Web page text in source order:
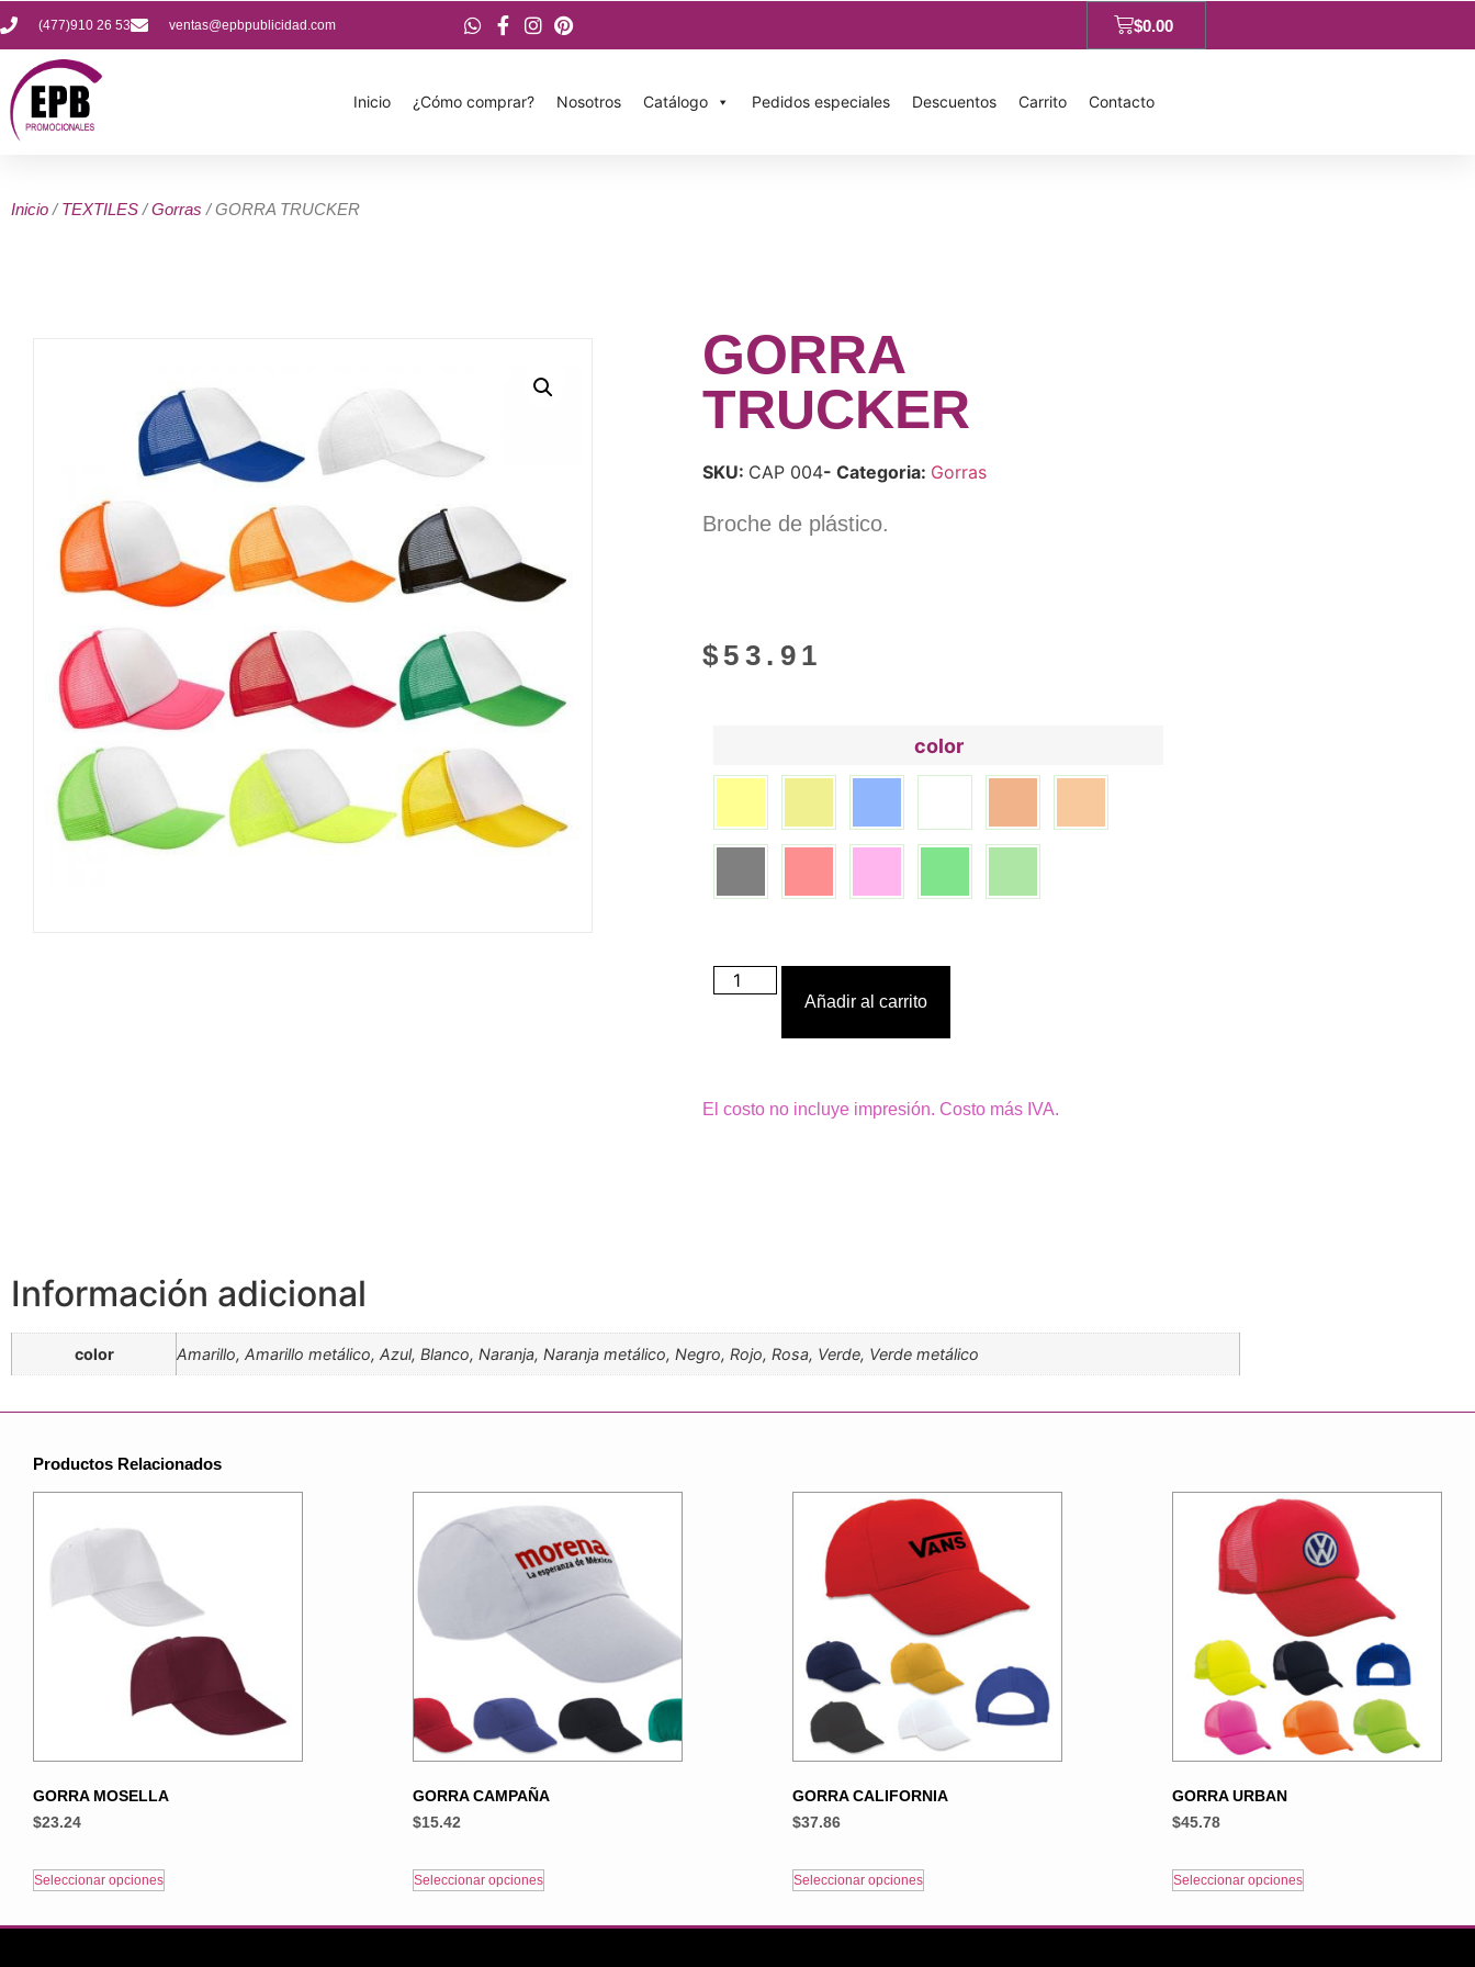
(477)910 26 53 ventas@epbpublicidad.com $0.00
Inicio ¿Cómo comprar? Nosotros Catálogo Pedidos especiales Descuentos Carrito Contacto
Inicio /TEXTILES /Gorras / GORRA TRUCKER
GORRA
TRUCKER
SKU: CAP 004- Categoria: Gorras
Broche de plástico.
$ 53.91
color
Añadir al carrito
El costo no incluye impresión. Costo más IVA.
Información adicional
color Amarillo, Amarillo metálico, Azul, Blanco, Naranja, Naranja metálico, Negro, Rojo, Rosa, Verde, Verde metálico
Productos Relacionados
GORRA MOSELLA
$23.24
Seleccionar opciones
GORRA CAMPAÑA
$15.42
Seleccionar opciones
GORRA CALIFORNIA
$37.86
Seleccionar opciones
GORRA URBAN
$45.78
Seleccionar opciones